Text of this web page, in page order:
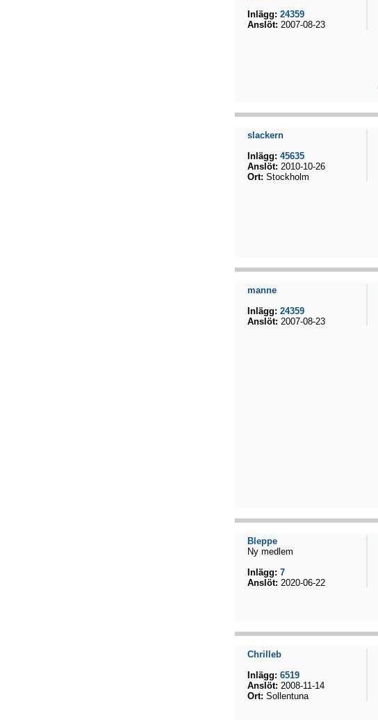
Inlägg: 24359
Anslöt: 2007-08-23
slackern
Inlägg: 45635
Anslöt: 2010-10-26
Ort: Stockholm
manne
Inlägg: 24359
Anslöt: 2007-08-23
Bleppe
Ny medlem
Inlägg: 7
Anslöt: 2020-06-22
Chrilleb
Inlägg: 6519
Anslöt: 2008-11-14
Ort: Sollentuna